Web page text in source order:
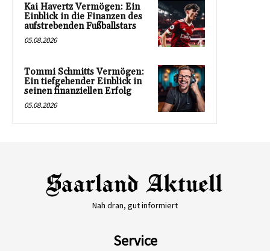
Kai Havertz Vermögen: Ein
Einblick in die Finanzen des
aufstrebenden Fußballstars
05.08.2026
Tommi Schmitts Vermögen:
Ein tiefgehender Einblick in
seinen finanziellen Erfolg
05.08.2026
Nah dran, gut informiert
Service